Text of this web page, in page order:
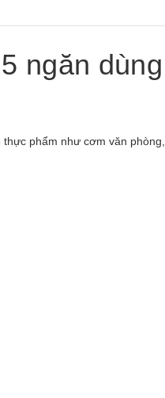
ngăn
phẩm như cơm văn